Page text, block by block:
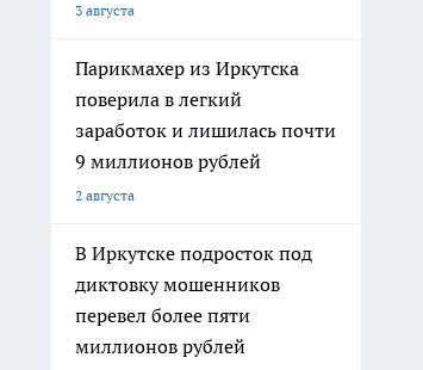
3 августа
Парикмахер из Иркутска
поверила в легкий
заработок и лишилась почти
9 миллионов рублей
2 августа
В Иркутске подросток под
диктовку мошенников
перевел более пяти
миллионов рублей